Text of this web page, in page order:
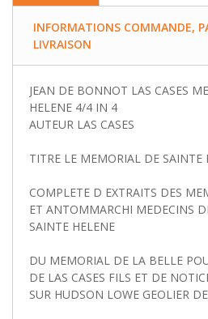
INFORMATIONS COMMANDE,
LIVRAISON
JEAN DE BONNOT LAS CASES
HELENE 4/4 IN 4
AUTEUR LAS CASES
TITRE LE MEMORIAL DE SAINTE
COMPLETE D EXTRAITS DES
ET ANTOMMARCHI MEDECINS
SAINTE HELENE
DU MEMORIAL DE LA BELLE
DE LAS CASES FILS ET DE
SUR HUDSON LOWE GEOLIER